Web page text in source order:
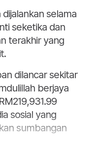
selama
seketika dan
terakhir yang
dilancar sekitar
berjaya
sosial yang
sumbangan